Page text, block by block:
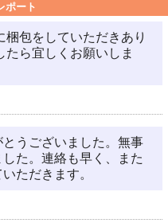
ポート
包をしていただきあり
ら宜しくお願いしま
うございました。無事
た。連絡も早く、また
ただきます。